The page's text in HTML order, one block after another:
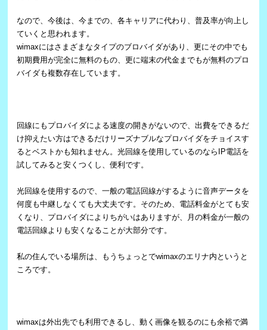
なので、今後は、今までの、各キャリアに代わり、普及率が向上し
ていくと思われます。
wimaxにはさまざまなタイプのブロバイダがあり、更にその中でも
初期費用が完全に無料のもの、更に端末の代金までもが無料のプロ
バイダも複数存在しています。
回線にもプロバイダによる速度の開きがないので、出費をできるだ
け抑えたい方はできるだけリーズナブルなプロバイダをチョイスす
るとベストかも知れません。光回線を使用しているのならIP電話を
試してみると安くつくし、便利です。
光回線を使用するので、一般の電話回線がするように音声データを
何度も中継しなくても大丈夫です。そのため、電話料金がとても安
くなり、プロバイダによりちがいはありますが、月の料金が一般の
電話回線よりも安くなることが大部分です。
私の住んでいる場所は、もうちょっとでwimaxのエリナ内というと
ころです。
wimaxは外出先でも利用できるし、動く画像を観るのにも余裕で満